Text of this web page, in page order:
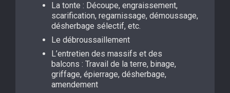
La tonte : Découpe, engraissement,
scarification, regarnissage, démoussage,
désherbage sélectif, etc.
Le débroussaillement
L’entretien des massifs et des
balcons : Travail de la terre, binage,
griffage, épierrage, désherbage,
amendement